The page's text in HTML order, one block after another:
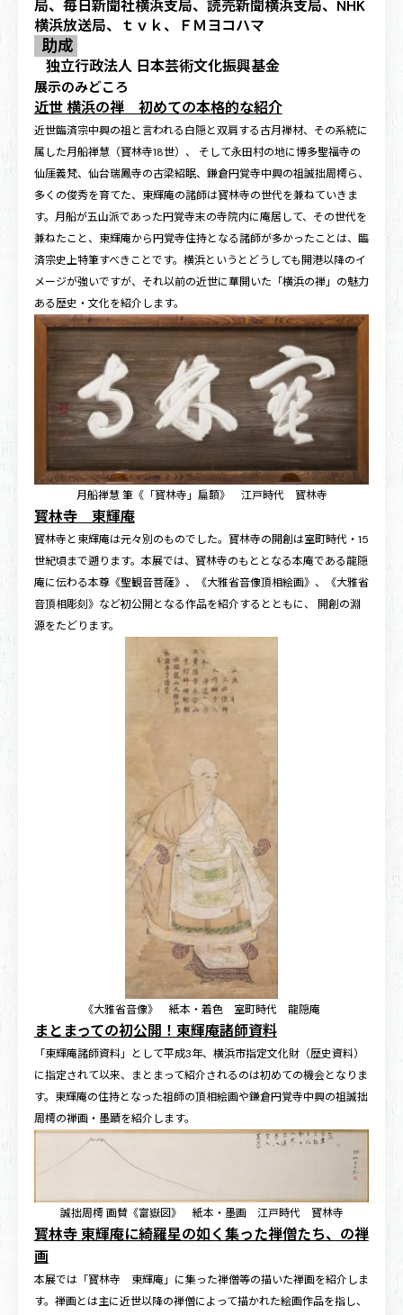
局、毎日新聞社横浜支局、読売新聞横浜支局、NHK
横浜放送局、ｔｖｋ、ＦＭヨコハマ
助成
独立行政法人 日本芸術文化振興基金
展示のみどころ
近世 横浜の禅 初めての本格的な紹介
近世臨済宗中興の祖と言われる白隠と双肩する古月禅材、その系統に
属した月船禅慧（寳林寺18世）、 そして永田村の地に博多聖福寺の
仙厓義梵、仙台瑞鳳寺の古梁紹眠、鎌倉円覚寺中興の祖誠拙周樗ら、
多くの俊秀を育てた、東輝庵の諸師は寳林寺の世代を兼ねていきま
す。月船が五山派であった円覚寺末の寺院内に庵居して、その世代を
兼ねたこと、東輝庵から円覚寺住持となる諸師が多かったことは、臨
済宗史上特筆すべきことです。横浜というとどうしても開港以降のイ
メージが強いですが、それ以前の近世に華開いた「横浜の禅」の魅力
ある歴史・文化を紹介します。
月船禅慧 筆《「寳林寺」扁額》 江戸時代 寳林寺
寳林寺 東輝庵
寳林寺と東輝庵は元々別のものでした。寳林寺の開創は室町時代・15
世紀頃まで遡ります。本展では、寳林寺のもととなる本庵である龍隠
庵に伝わる本尊《聖観音菩薩》、《大雅省音像頂相絵画》、《大雅省
音頂相彫刻》など初公開となる作品を紹介するとともに、 開創の淵
源をたどります。
《大雅省音像》 紙本・着色 室町時代 龍隠庵
まとまっての初公開！東輝庵諸師資料
「東輝庵諸師資料」として平成3年、横浜市指定文化財（歴史資料）
に指定されて以来、まとまって紹介されるのは初めての機会となりま
す。東輝庵の住持となった祖師の頂相絵画や鎌倉円覚寺中興の祖誠拙
周樗の禅画・墨蹟を紹介します。
誠拙周樗 画賛《富嶽図》 紙本・墨画 江戸時代 寳林寺
寳林寺 東輝庵に綺羅星の如く集った禅僧たち、の禅
画
本展では「寳林寺 東輝庵」に集った禅僧等の描いた禅画を紹介しま
す。禅画とは主に近世以降の禅僧によって描かれた絵画作品を指し、